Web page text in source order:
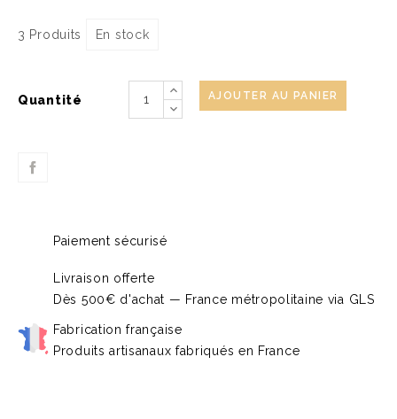
3 Produits En stock
Quantité AJOUTER AU PANIER
Paiement sécurisé
Livraison offerte
Dès 500€ d'achat — France métropolitaine via GLS
Fabrication française
Produits artisanaux fabriqués en France